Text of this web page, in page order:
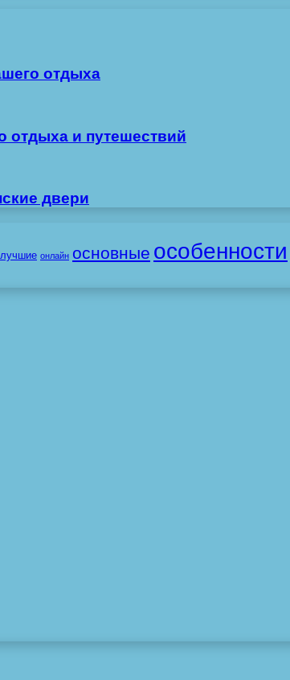
отдыха
отдыха и путешествий
двери
лучшие онлайн основные особенности